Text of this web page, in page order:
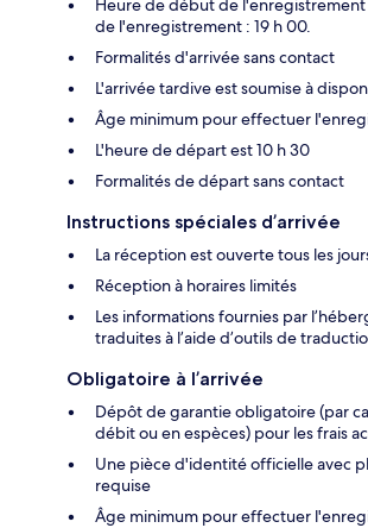
Heure de début de l'enregistrement
de l'enregistrement : 19 h 00.
Formalités d'arrivée sans contact
L'arrivée tardive est soumise à
Âge minimum pour effectuer
L'heure de départ est 10 h 30
Formalités de départ sans contact
Instructions spéciales d’arrivée
La réception est ouverte tous les
Réception à horaires limités
Les informations fournies par
traduites à l’aide d’outils de
Obligatoire à l’arrivée
Dépôt de garantie obligatoire (par
débit ou en espèces) pour les frais
Une pièce d'identité officielle avec
requise
Âge minimum pour effectuer